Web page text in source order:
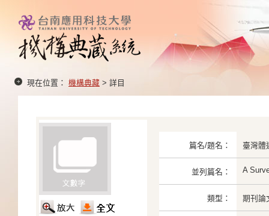
現在位置： 機構典藏 > 詳目
篇名/題名： 臺灣體
並列篇名： A
類型： 期刊論